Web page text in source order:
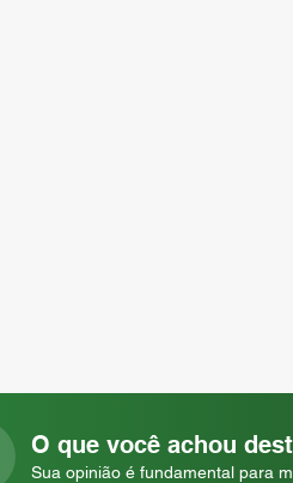
O que você achou
Sua opinião é fundamental para